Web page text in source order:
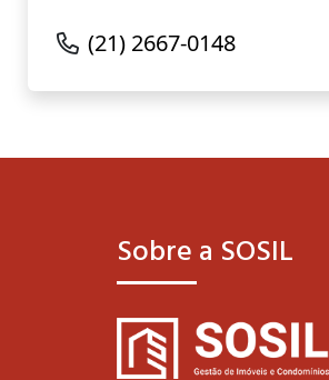
(21) 2667-0148
Sobre a SOSIL